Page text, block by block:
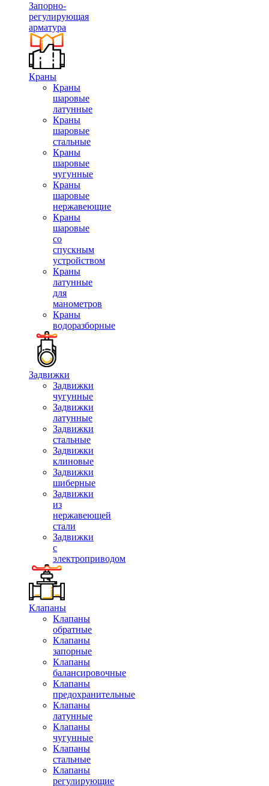
Запорно-
регулирующая
арматура
Краны
Краны
шаровые
латунные
Краны
шаровые
стальные
Краны
шаровые
чугунные
Краны
шаровые
нержавеющие
Краны
шаровые
со
спускным
устройством
Краны
латунные
для
манометров
Краны
водоразборные
Задвижки
Задвижки
чугунные
Задвижки
латунные
Задвижки
стальные
Задвижки
клиновые
Задвижки
шиберные
Задвижки
из
нержавеющей
стали
Задвижки
с
электроприводом
Клапаны
Клапаны
обратные
Клапаны
запорные
Клапаны
балансировочные
Клапаны
предохранительные
Клапаны
латунные
Клапаны
чугунные
Клапаны
стальные
Клапаны
регулирующие